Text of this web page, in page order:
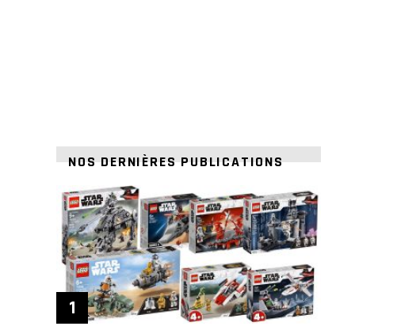
NOS DERNIÈRES PUBLICATIONS